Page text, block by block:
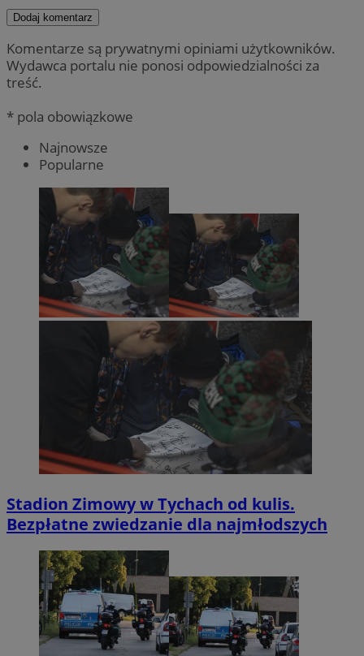
Dodaj komentarz
Komentarze są prywatnymi opiniami użytkowników.
Wydawca portalu nie ponosi odpowiedzialności za
treść.
* pola obowiązkowe
Najnowsze
Popularne
Stadion Zimowy w Tychach od kulis.
Bezpłatne zwiedzanie dla najmłodszych